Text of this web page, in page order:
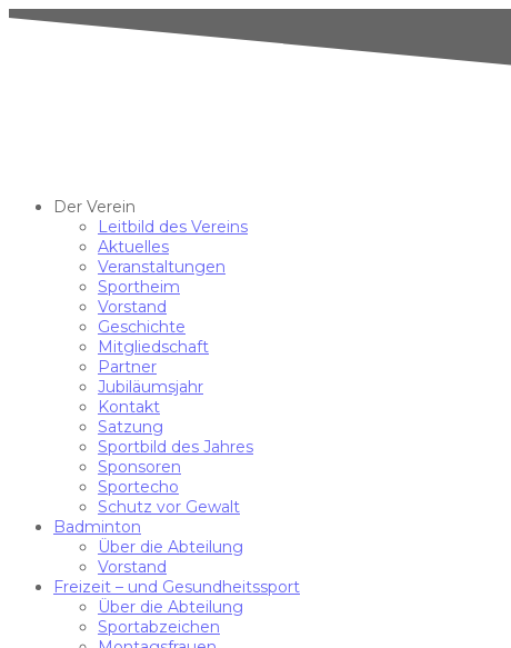
Der Verein
Leitbild des Vereins
Aktuelles
Veranstaltungen
Sportheim
Vorstand
Geschichte
Mitgliedschaft
Partner
Jubiläumsjahr
Kontakt
Satzung
Sportbild des Jahres
Sponsoren
Sportecho
Schutz vor Gewalt
Badminton
Über die Abteilung
Vorstand
Freizeit – und Gesundheitssport
Über die Abteilung
Sportabzeichen